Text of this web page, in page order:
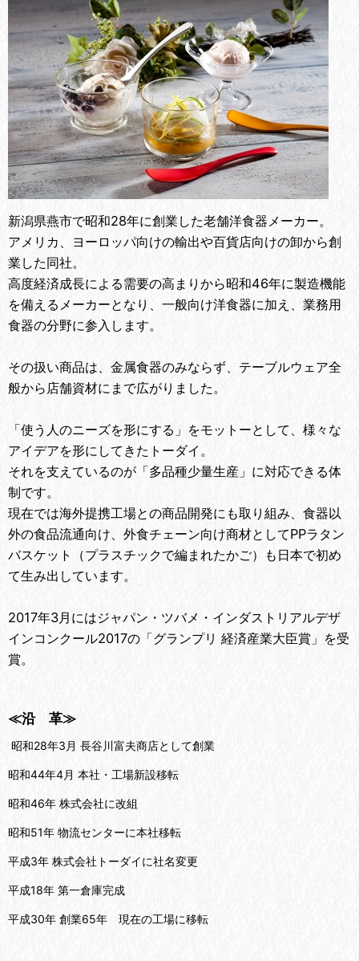
新潟県燕市で昭和28年に創業した老舗洋食器メーカー。
アメリカ、ヨーロッパ向けの輸出や百貨店向けの卸から創
業した同社。
高度経済成長による需要の高まりから昭和46年に製造機能
を備えるメーカーとなり、一般向け洋食器に加え、業務用
食器の分野に参入します。
その扱い商品は、金属食器のみならず、テーブルウェア全
般から店舗資材にまで広がりました。
「使う人のニーズを形にする」をモットーとして、様々な
アイデアを形にしてきたトーダイ。
それを支えているのが「多品種少量生産」に対応できる体
制です。
現在では海外提携工場との商品開発にも取り組み、食器以
外の食品流通向け、外食チェーン向け商材としてPPラタン
バスケット（プラスチックで編まれたかご）も日本で初め
て生み出しています。
2017年3月にはジャパン・ツバメ・インダストリアルデザ
インコンクール2017の「グランプリ 経済産業大臣賞」を受
賞。
≪沿 革≫
昭和28年3月 長谷川富夫商店として創業
昭和44年4月 本社・工場新設移転
昭和46年 株式会社に改組
昭和51年 物流センターに本社移転
平成3年 株式会社トーダイに社名変更
平成18年 第一倉庫完成
平成30年 創業65年 現在の工場に移転